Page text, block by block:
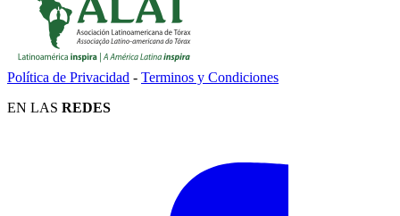
Política de Privacidad - Terminos y Condiciones
EN LAS REDES